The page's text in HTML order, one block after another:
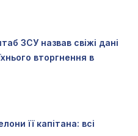
ЗСУ назвав свіжі дані
вторгнення в
її капітана: всі